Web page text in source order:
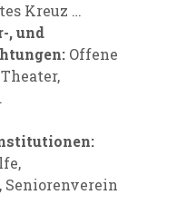
Kreuz …
, und
Offene